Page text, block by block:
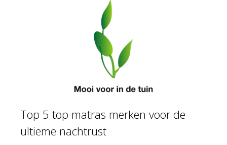
Top 5 top matras merken voor de
ultieme nachtrust